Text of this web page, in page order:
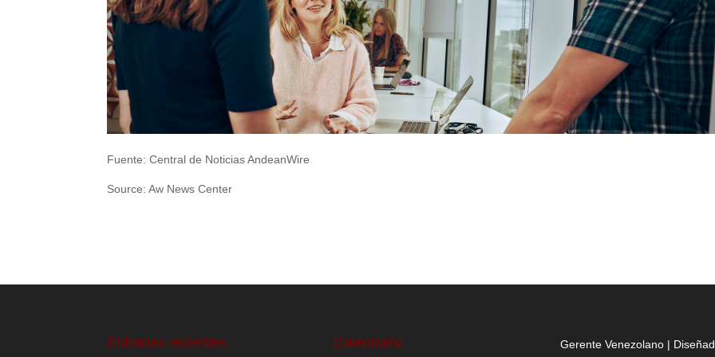
Fuente: Central de Noticias AndeanWire
Source: Aw News Center
Entradas recientes Calendario
Gerente Venezolano |